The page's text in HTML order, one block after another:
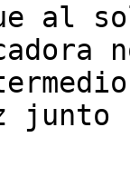
al